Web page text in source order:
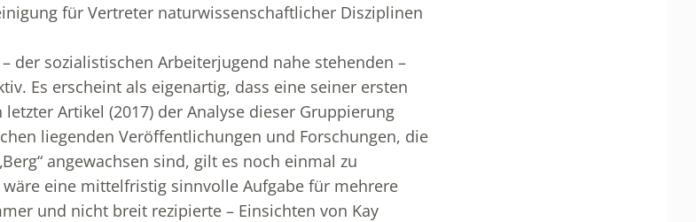
für Vertreter naturwissenschaftlicher Disziplinen
der sozialistischen Arbeiterjugend nahe stehenden –
Es erscheint als eigenartig, dass eine seiner ersten
Artikel (2017) der Analyse dieser Gruppierung
liegenden Veröffentlichungen und Forschungen, die
angewachsen sind, gilt es noch einmal zu
eine mittelfristig sinnvolle Aufgabe für mehrere
und nicht breit rezipierte – Einsichten von Kay